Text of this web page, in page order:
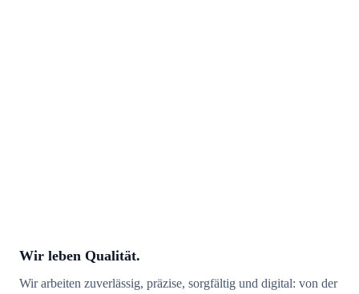
Wir leben Qualität.
Wir arbeiten zuverlässig, präzise, sorgfältig und digital: von der